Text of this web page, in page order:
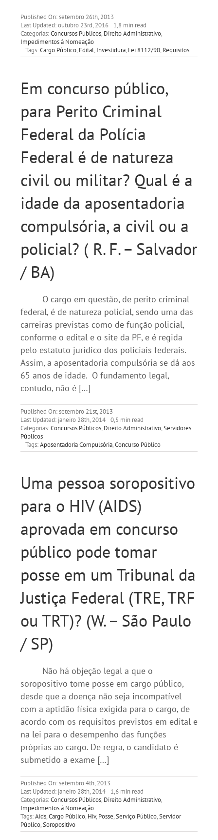
Published On: setembro 26th, 2013
Last Updated: outubro 23rd, 2016
1,8 min read
Categorias:Concursos Públicos, Direito Administrativo,
Impedimentos à Nomeação
Tags:Cargo Público, Edital, Investidura, Lei 8112/90, Requisitos
Em concurso público,
para Perito Criminal
Federal da Polícia
Federal é de natureza
civil ou militar? Qual é a
idade da aposentadoria
compulsória, a civil ou a
policial? ( R. F. – Salvador
/ BA)
O cargo em questão, de perito criminal
federal, é de natureza policial, sendo uma das
carreiras previstas como de função policial,
conforme o edital e o site da PF, e é regida
pelo estatuto jurídico dos policiais federais.
Assim, a aposentadoria compulsória se dá aos
65 anos de idade. O fundamento legal,
contudo, não é […]
Published On: setembro 21st, 2013
Last Updated: janeiro 28th, 2014 0,5 min read
Categorias:Concursos Públicos, Direito Administrativo,Servidores
Públicos
Tags:Aposentadoria Compulsória,Concurso Público
Uma pessoa soropositivo
para o HIV (AIDS)
aprovada em concurso
público pode tomar
posse em um Tribunal da
Justiça Federal (TRE, TRF
ou TRT)? (W. – São Paulo
/ SP)
Não há objeção legal a que o
soropositivo tome posse em cargo público,
desde que a doença não seja incompatível
com a aptidão física exigida para o cargo, de
acordo com os requisitos previstos em edital e
na lei para o desempenho das funções
próprias ao cargo. De regra, o candidato é
submetido a exame […]
Published On: setembro 4th, 2013
Last Updated: janeiro 28th, 2014
1,6 min read
Categorias:Concursos Públicos, Direito Administrativo,
Impedimentos à Nomeação
Tags:Aids,Cargo Público, Hiv, Posse,Serviço Público,Servidor
Público,Soropositivo